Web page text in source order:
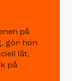
på
gör hon
låt.
på